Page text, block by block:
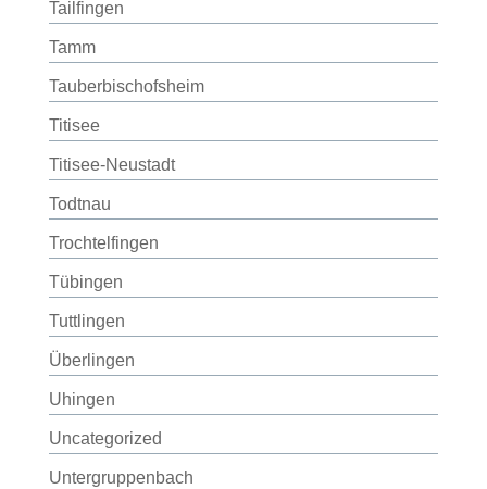
Tailfingen
Tamm
Tauberbischofsheim
Titisee
Titisee-Neustadt
Todtnau
Trochtelfingen
Tübingen
Tuttlingen
Überlingen
Uhingen
Uncategorized
Untergruppenbach